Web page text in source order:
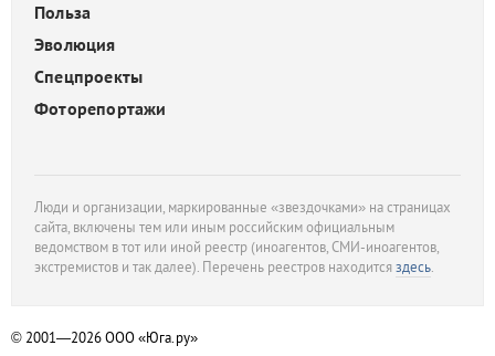
Польза
Эволюция
Спецпроекты
Фоторепортажи
Люди и организации, маркированные «звездочками» на страницах
сайта, включены тем или иным российским официальным
ведомством в тот или иной реестр (иноагентов, СМИ-иноагентов,
экстремистов и так далее). Перечень реестров находитсяздесь.
© 2001—2026ООО «Юга.ру»